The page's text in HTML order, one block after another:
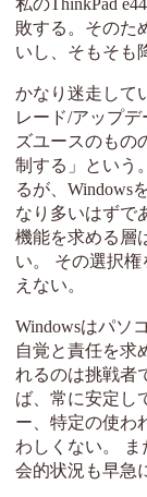
私のThinkPad
敗する。そのた
いし、そもそも
かなり迷走して
レード/アップ
ズユースのもの
制する」という
るが、Windows
なり多いはずで
機能を求める層
い。 その選択
えない。
Windowsはパソ
自覚と責任を求
れるのは挑戦者
ば、常に安定し
ー、特定の使わ
わしくない。 ま
会的状況も早急